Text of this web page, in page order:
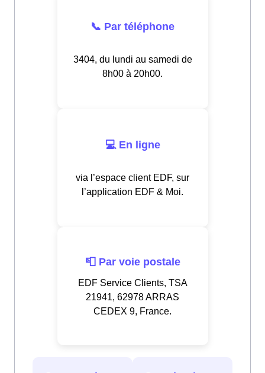
📞 Par téléphone
3404, du lundi au samedi de
8h00 à 20h00.
💻 En ligne
via l’espace client EDF, sur
l’application EDF & Moi.
📮 Par voie postale
EDF Service Clients, TSA
21941, 62978 ARRAS
CEDEX 9, France.